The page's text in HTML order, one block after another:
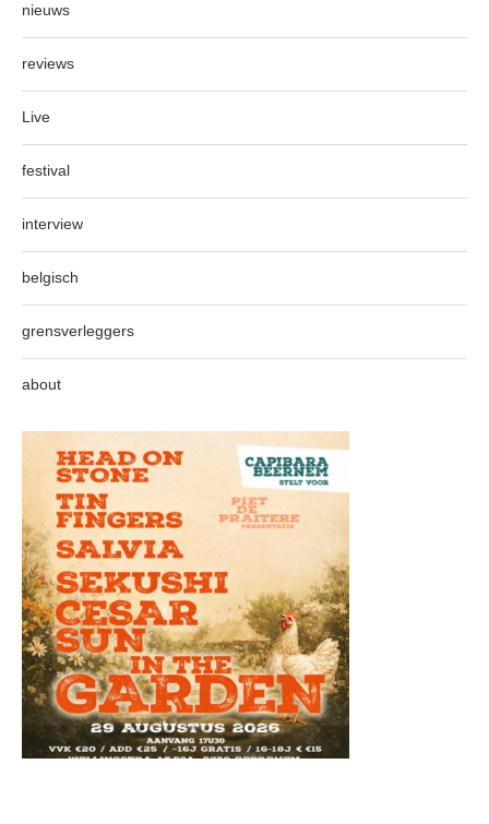
nieuws
reviews
Live
festival
interview
belgisch
grensverleggers
about